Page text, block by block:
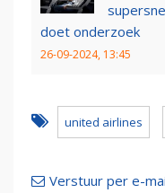
doet onderzoek
26-09-2024, 13:45
united airlines
Verstuur per e-